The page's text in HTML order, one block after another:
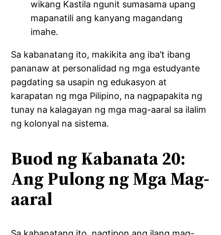
wikang Kastila ngunit sumasama upang
mapanatili ang kanyang magandang
imahe.
Sa kabanatang ito, makikita ang iba’t ibang
pananaw at personalidad ng mga estudyante
pagdating sa usapin ng edukasyon at
karapatan ng mga Pilipino, na nagpapakita ng
tunay na kalagayan ng mga mag-aaral sa ilalim
ng kolonyal na sistema.
Buod ng Kabanata 20:
Ang Pulong ng Mga Mag-
aaral